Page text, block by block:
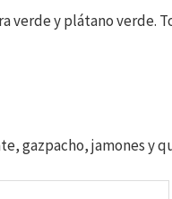
verde y plátano verde.
gazpacho, jamones y